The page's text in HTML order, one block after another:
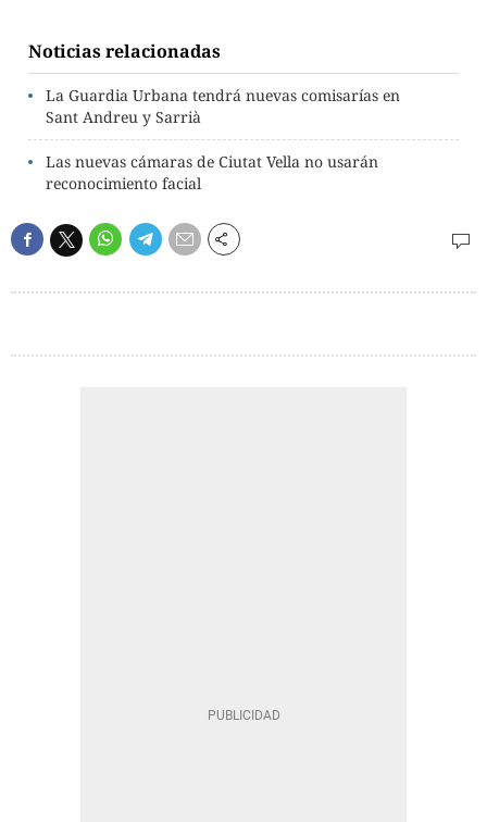
Noticias relacionadas
La Guardia Urbana tendrá nuevas comisarías en
Sant Andreu y Sarrià
Las nuevas cámaras de Ciutat Vella no usarán
reconocimiento facial